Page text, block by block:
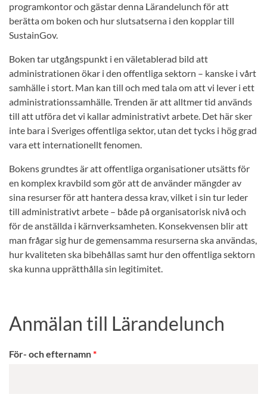
programkontor och gästar denna Lärandelunch för att
berätta om boken och hur slutsatserna i den kopplar till
SustainGov.
Boken tar utgångspunkt i en väletablerad bild att
administrationen ökar i den offentliga sektorn – kanske i vårt
samhälle i stort. Man kan till och med tala om att vi lever i ett
administrationssamhälle. Trenden är att alltmer tid används
till att utföra det vi kallar administrativt arbete. Det här sker
inte bara i Sveriges offentliga sektor, utan det tycks i hög grad
vara ett internationellt fenomen.
Bokens grundtes är att offentliga organisationer utsätts för
en komplex kravbild som gör att de använder mängder av
sina resurser för att hantera dessa krav, vilket i sin tur leder
till administrativt arbete – både på organisatorisk nivå och
för de anställda i kärnverksamheten. Konsekvensen blir att
man frågar sig hur de gemensamma resurserna ska användas,
hur kvaliteten ska bibehållas samt hur den offentliga sektorn
ska kunna upprätthålla sin legitimitet.
Anmälan till Lärandelunch
För- och efternamn